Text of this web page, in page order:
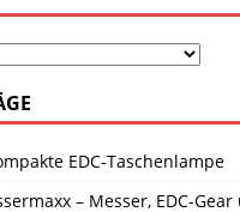
EDC-Taschenlampe
– Messer, EDC-Gear